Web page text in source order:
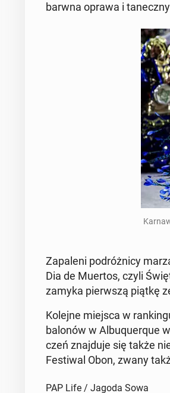
barwna oprawa i
Za­pa­le­ni po­dróż­ni­cy
Dia de Muertos, czyli
zamyka pierw­szą piątkę
Kolejne miejsca w
balonów w Al­bu­qu­erque
czeń znaj­du­je się także
Fe­sti­wal Obon, zwany
PAP Life / Jagoda Sowa